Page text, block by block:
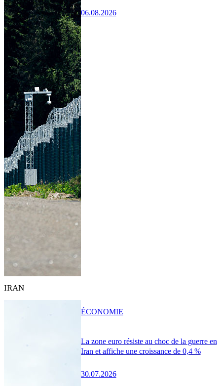
06.08.2026
IRAN
La zone euro résiste au choc de la guerre en
Iran et affiche une croissance de 0,4 %
30.07.2026
ÉCONOMIE